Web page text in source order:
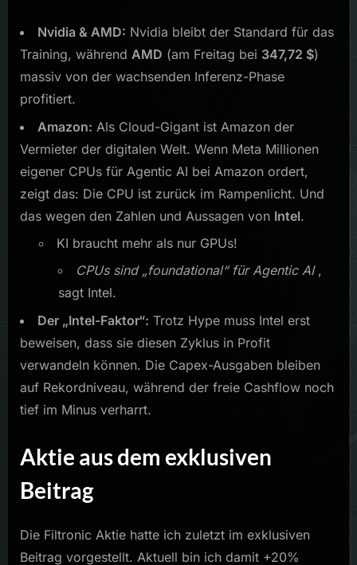
Nvidia & AMD: Nvidia bleibt der Standard für das
Training, während AMD (am Freitag bei 347,72 $)
massiv von der wachsenden Inferenz-Phase
profitiert.
Amazon: Als Cloud-Gigant ist Amazon der
Vermieter der digitalen Welt. Wenn Meta Millionen
eigener CPUs für Agentic AI bei Amazon ordert,
zeigt das: Die CPU ist zurück im Rampenlicht. Und
das wegen den Zahlen und Aussagen von Intel.
KI braucht mehr als nur GPUs!
CPUs sind „foundational“ für Agentic AI,
sagt Intel.
Der „Intel-Faktor“: Trotz Hype muss Intel erst
beweisen, dass sie diesen Zyklus in Profit
verwandeln können. Die Capex-Ausgaben bleiben
auf Rekordniveau, während der freie Cashflow noch
tief im Minus verharrt.
Aktie aus dem exklusiven
Beitrag
Die Filtronic Aktie hatte ich zuletzt im exklusiven
Beitrag vorgestellt. Aktuell bin ich damit +20%